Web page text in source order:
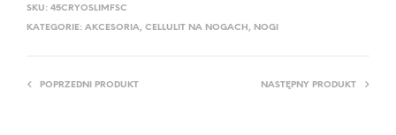
SKU: 45CRYOSLIMFSC
KATEGORIE: AKCESORIA, CELLULIT NA NOGACH , NOGI
POPRZEDNI PRODUKT NASTĘPNY PRODUKT